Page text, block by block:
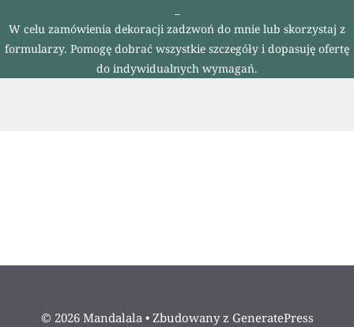
W celu zamówienia dekoracji zadzwoń do mnie lub skorzystaj z
formularzy. Pomogę dobrać wszystkie szczegóły i dopasuję ofertę
do indywidualnych wymagań.
© 2026 Mandalala • Zbudowany z GeneratePress